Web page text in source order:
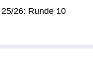
26: Runde 10